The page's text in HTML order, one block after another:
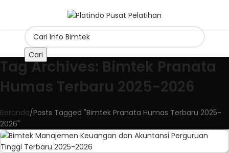
Cari
Tag Archives: Bimtek Pranata
Humas Terbaru 2025-2026
Beranda Posts Tagged "Bimtek Pranata Humas Terbaru 2025-
2026"